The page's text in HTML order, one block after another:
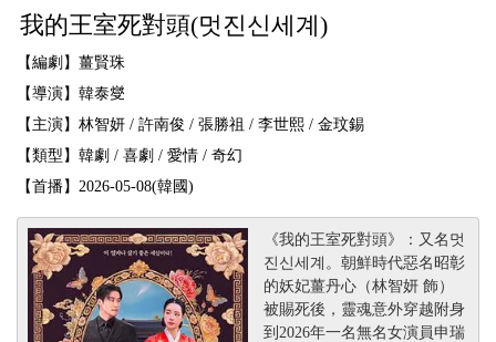
我的王室死對頭(멋진신세계)
【編劇】薑賢珠
【導演】韓泰燮
【主演】林智妍 / 許南俊 / 張勝祖 / 李世熙 / 金玟錫
【類型】韓劇 / 喜劇 / 愛情 / 奇幻
【首播】2026-05-08(韓國)
《我的王室死對頭》：又名멋
진신세계。朝鮮時代惡名昭彰
的妖妃薑丹心（林智妍 飾）
被賜死後，靈魂意外穿越附身
到2026年一名無名女演員申瑞